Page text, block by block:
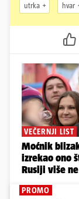
utrka hvar
PROMO